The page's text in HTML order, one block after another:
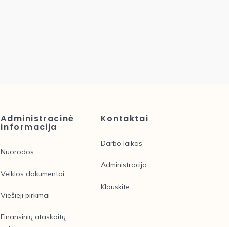
Administracinė
informacija
Nuorodos
Veiklos dokumentai
Viešieji pirkimai
Finansinių ataskaitų
Kontaktai
Darbo laikas
Administracija
Klauskite